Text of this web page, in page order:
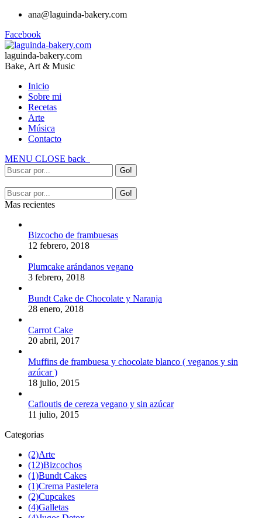
ana@laguinda-bakery.com
Facebook
laguinda-bakery.com
Bake, Art & Music
Inicio
Sobre mi
Recetas
Arte
Música
Contacto
MENU CLOSE back
Mas recientes
Bizcocho de frambuesas
12 febrero, 2018
Plumcake arándanos vegano
3 febrero, 2018
Bundt Cake de Chocolate y Naranja
28 enero, 2018
Carrot Cake
20 abril, 2017
Muffins de frambuesa y chocolate blanco ( veganos y sin
azúcar )
18 julio, 2015
Cafloutis de cereza vegano y sin azúcar
11 julio, 2015
Categorias
(2)Arte
(12)Bizcochos
(1)Bundt Cakes
(1)Crema Pastelera
(2)Cupcakes
(4)Galletas